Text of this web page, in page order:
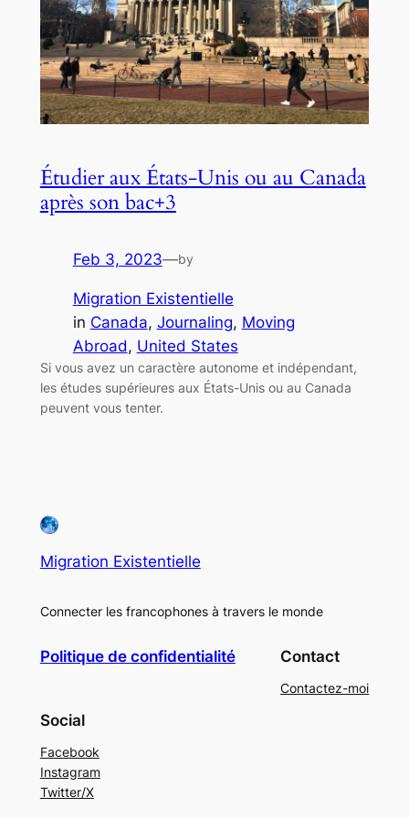
Étudier aux États-Unis ou au Canada
après son bac+3
Feb 3, 2023—by
Migration Existentielle
in Canada, Journaling, Moving
Abroad, United States
Si vous avez un caractère autonome et indépendant,
les études supérieures aux États-Unis ou au Canada
peuvent vous tenter.
Migration Existentielle
Connecter les francophones à travers le monde
Politique de confidentialité Contact
Contactez-moi
Social
Facebook
Instagram
Twitter/X